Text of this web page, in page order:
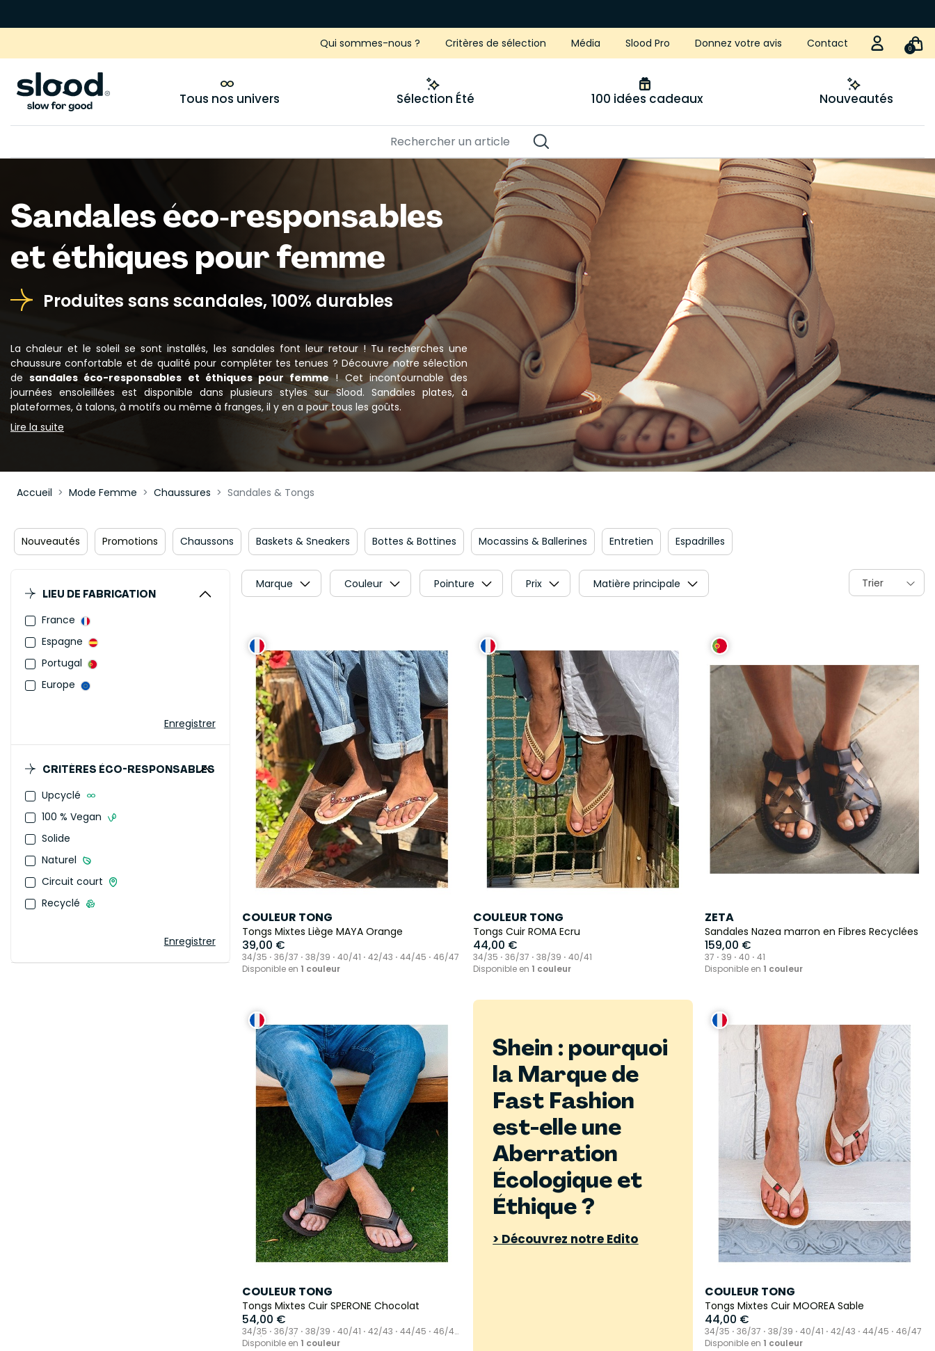
Qui sommes-nous ? Critères de sélection Média Slood Pro Donnez votre avis Contact 0
Tous nos univers Sélection Été 100 idées cadeaux Nouveautés
Sandales éco‑responsables
et éthiques pour femme
Produites sans scandales, 100% durables
La chaleur et le soleil se sont installés, les sandales font leur retour ! Tu recherches une
chaussure confortable et de qualité pour compléter tes tenues ? Découvre notre sélection
desandales éco-responsables et éthiques pour femme! Cet incontournable des
journées ensoleillées est disponible dans plusieurs styles sur Slood. Sandales plates, à
plateformes, à talons, à motifs ou même à franges, il y en a pour tous les goûts.
Lire la suite
Accueil Mode Femme Chaussures Sandales & Tongs
Nouveautés Promotions Chaussons Baskets & Sneakers Bottes & Bottines Mocassins & Ballerines Entretien Espadrilles
LIEU DE FABRICATION
France
Espagne
Portugal
Europe
Enregistrer
CRITÈRES ÉCO-RESPONSABLES
Upcyclé
100 % Vegan
Solide
Naturel
Circuit court
Recyclé
Enregistrer
Marque Couleur Pointure Prix Matière principale Trier
COULEUR TONG
Tongs Mixtes Liège MAYA Orange
39,00 €
34/35 ⋅ 36/37 ⋅ 38/39 ⋅ 40/41 ⋅ 42/43 ⋅ 44/45 ⋅ 46/47
Disponible en 1 couleur
COULEUR TONG
Tongs Cuir ROMA Ecru
44,00 €
34/35 ⋅ 36/37 ⋅ 38/39 ⋅ 40/41
Disponible en 1 couleur
ZETA
Sandales Nazea marron en Fibres Recyclées
159,00 €
37 ⋅ 39 ⋅ 40 ⋅ 41
Disponible en 1 couleur
COULEUR TONG
Tongs Mixtes Cuir SPERONE Chocolat
54,00 €
34/35 ⋅ 36/37 ⋅ 38/39 ⋅ 40/41 ⋅ 42/43 ⋅ 44/45 ⋅ 46/47
⋅ 48/49 ⋅ 50/51
Disponible en 1 couleur
Shein : pourquoi
la Marque de
Fast Fashion
est-elle une
Aberration
Écologique et
Éthique ?
> Découvrez notre Edito
COULEUR TONG
Tongs Mixtes Cuir MOOREA Sable
44,00 €
34/35 ⋅ 36/37 ⋅ 38/39 ⋅ 40/41 ⋅ 42/43 ⋅ 44/45 ⋅ 46/47
Disponible en 1 couleur